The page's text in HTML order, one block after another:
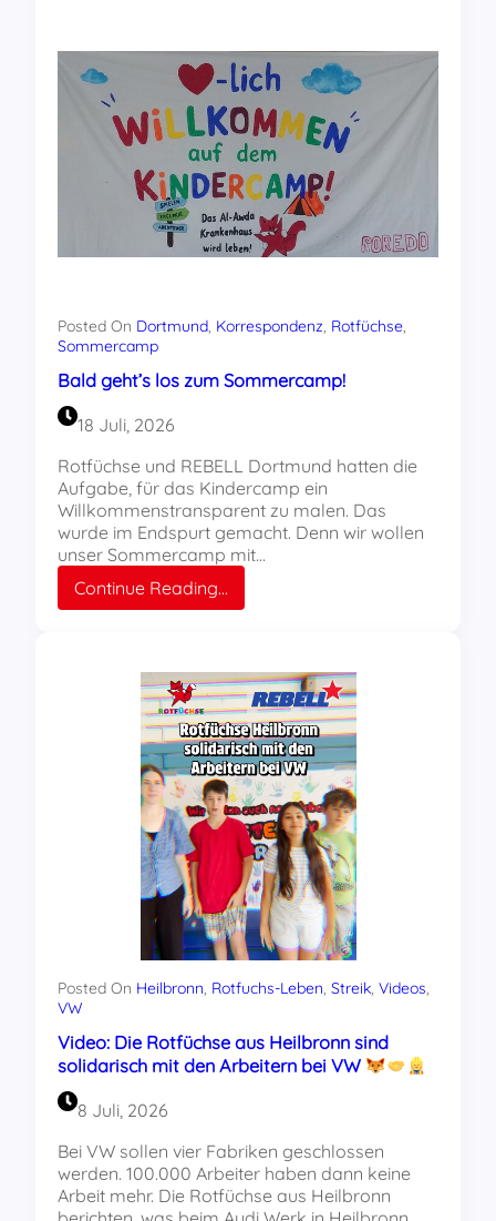
Posted On Dortmund, Korrespondenz, Rotfüchse
Sommercamp
Bald geht’s los zum Sommercamp!
18 Juli, 2026
Rotfüchse und REBELL Dortmund hatten die
Aufgabe, für das Kindercamp ein
Willkommenstransparent zu malen. Das
wurde im Endspurt gemacht. Denn wir wollen
unser Sommercamp mit…
Continue Reading…
Bald
zum
Sommercamp!
Posted On Heilbronn, Rotfuchs-Leben, Streik, Videos
VW
Video: Die Rotfüchse aus Heilbronn sind
solidarisch mit den Arbeitern bei VW
8 Juli, 2026
Bei VW sollen vier Fabriken geschlossen
werden. 100.000 Arbeiter haben dann keine
Arbeit mehr. Die Rotfüchse aus Heilbronn